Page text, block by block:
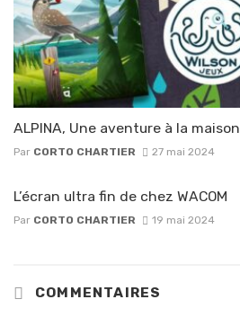
ALPINA, Une aventure à la maison
Par CORTO CHARTIER 27 mai 2024
L’écran ultra fin de chez WACOM
Par CORTO CHARTIER 19 mai 2024
COMMENTAIRES